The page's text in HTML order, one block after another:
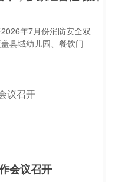
年7月份消防安全双
县域幼儿园、餐饮门
会议召开